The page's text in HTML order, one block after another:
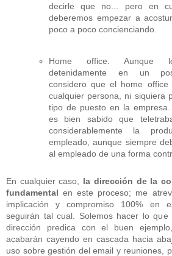
decirle que no... pero en
deberemos empezar a
poco a poco concienciando.
Home office. Aunque
detenidamente en un
considero que el home
cualquier persona, ni siquiera
tipo de puesto en la empresa.
es bien sabido que
considerablemente la
empleado, aunque siempre
al empleado de una forma
En cualquier caso, la dirección de la
fundamental en este proceso; me
implicación y compromiso 100% en
seguirán tal cual. Solemos hacer lo
dirección predica con el buen
acabarán cayendo en cascada hacia
uso sobre gestión del email y reuniones,